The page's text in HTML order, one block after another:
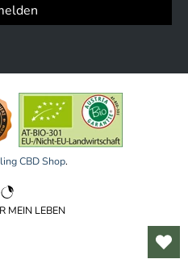
CBD Shop.
MEIN LEBEN